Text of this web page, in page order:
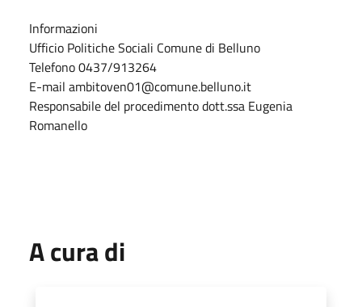
Informazioni
Ufficio Politiche Sociali Comune di Belluno
Telefono 0437/913264
E-mail ambitoven01@comune.belluno.it
Responsabile del procedimento dott.ssa Eugenia
Romanello
A cura di